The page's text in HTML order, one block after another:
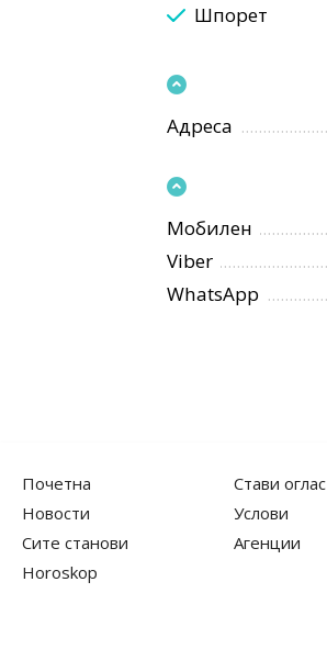
Шпорет
Адреса
Мобилен
Viber
WhatsApp
Почетна Стави оглас
Новости
Услови
Сите станови
Агенции
Horoskop